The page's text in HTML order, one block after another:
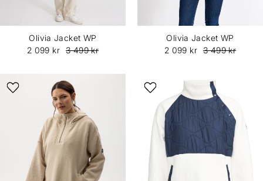
Olivia Jacket WP
2 099 kr 3 499 kr
Olivia Jacket WP
2 099 kr 3 499 kr